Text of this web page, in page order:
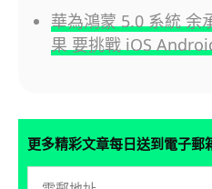
華為鴻蒙 5.0 系統 余
果 要挑戰 iOS
更多精彩文章每日送到電子郵